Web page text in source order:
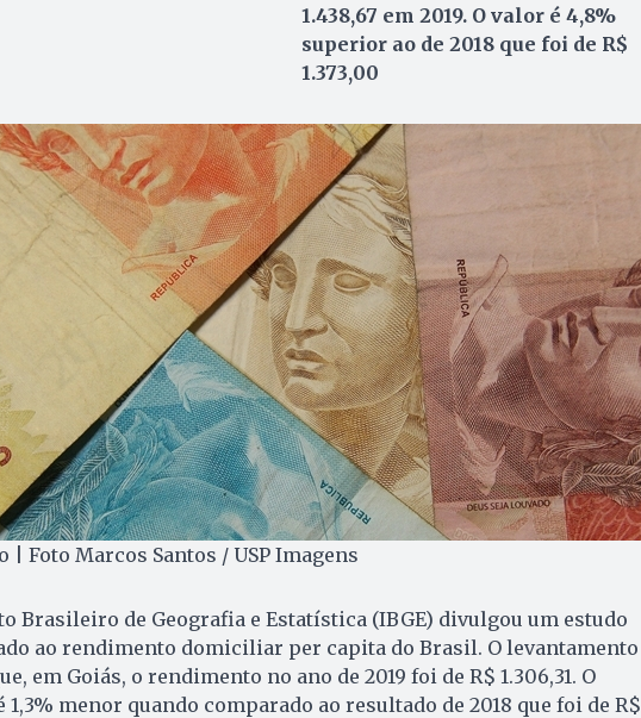
1.438,67 em 2019. O valor é 4,8%
superior ao de 2018 que foi de R$
1.373,00
| Foto Marcos Santos / USP Imagens
Brasileiro de Geografia e Estatística (IBGE) divulgou um estudo
ao rendimento domiciliar per capita do Brasil. O levantamento
em Goiás, o rendimento no ano de 2019 foi de R$ 1.306,31. O
1,3% menor quando comparado ao resultado de 2018 que foi de R$